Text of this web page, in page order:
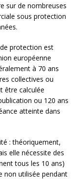
sur de nombreuses
sous protection
protection est
européenne
à 70 ans
collectives ou
être calculée
ou 120 ans
atteinte dans
: théoriquement,
elle nécessite des
tous les 10 ans)
non utilisée pendant